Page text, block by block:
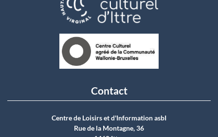
Contact
Centre de Loisirs et d'Information asbI
Rue de la Montagne, 36